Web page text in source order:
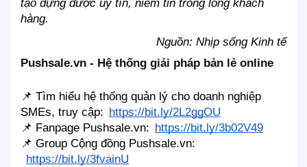
tạo dựng được uy tín, niềm tin trong lòng khách
hàng.
Nguồn: Nhịp sống Kinh tế
Pushsale.vn - Hệ thống giải pháp bản lẻ online
📌 Tìm hiểu hệ thống quản lý cho doanh nghiệp
SMEs, truy cập: https://bit.ly/2L2ggOU
📌 Fanpage Pushsale.vn: https://bit.ly/3b02V49
📌 Group Cộng đồng Pushsale.vn:
https://bit.ly/3fvainU